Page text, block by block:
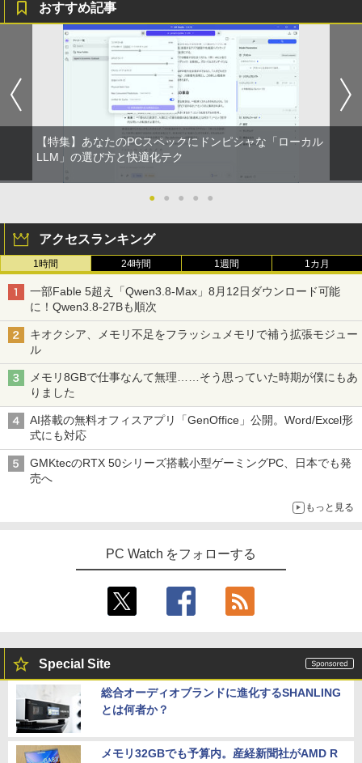
￥792
★8月中旬発送予定★ 宇宙兄弟 全巻セ
ット（全46巻）
￥41,225
嶋 与夢 ]
￥924
ンク
￥-
【2026年アップグレード版】AOKIMI ワイヤ
レスイヤホン bluetooth イヤホン V12 小型
軽量 ブルートゥースHi-Fi 最大36時間再生 ぶ
るーとゅーす コードレス ENCノイズキャン
セリング 自動ペアリング Type-C充電 マイク
付き 防水 タッチ式音量調整 スポーツ/通勤/通
学/WEB会議(ホワイト)
￥1,964
Xiaomi シャオミ REDMI Buds 8 Lite ワイヤ
レスイヤホン Bluetooth 5.4 ノイズキャンセ
リング ANC 36時間再生
￥2,980
￥250
On My Road (Stadium ver.)
￥250
￥250
by Amazon 炭酸水 ラベルレス 500ml ×24本
強炭酸水 ペットボトル 500ミリリットル (Sm
art Basic)
￥1,625
by Amazon 天然水ラベルレス 2L×9本
￥1,117
ベルレス 650mlPET×24本
￥2,009
クスDIGITAL)
￥594
HUNTER×HUNTER モノクロ版 39 (ジャンプ
コミックスDIGITAL)
￥572
版ビッグガンガンコミックス)
￥810
おすすめ記事
【特集】あなたのPCスペックにドンピシャな「ローカル
LLM」の選び方と快適化テク
● ● ● ● ●
アクセスランキング
1時間 24時間 1週間 1カ月
一部Fable 5超え「Qwen3.8-Max」8月12日ダウンロード可能
に！Qwen3.8-27Bも順次
キオクシア、メモリ不足をフラッシュメモリで補う拡張モジュー
ル
メモリ8GBで仕事なんて無理……そう思っていた時期が僕にもあ
りました
AI搭載の無料オフィスアプリ「GenOffice」公開。Word/Excel形
式にも対応
GMKtecのRTX 50シリーズ搭載小型ゲーミングPC、日本でも発
売へ
もっと見る
PC Watch をフォローする
Special Site
総合オーディオブランドに進化するSHANLING
とは何者か？
メモリ32GBでも予算内。産経新聞社がAMD R